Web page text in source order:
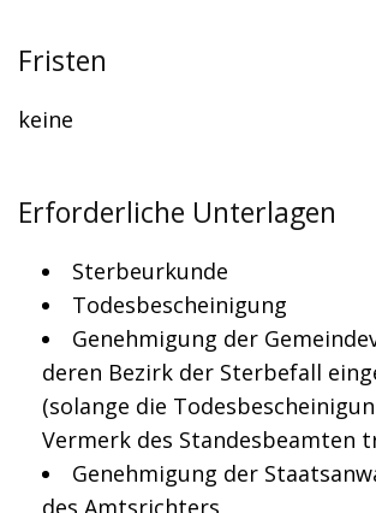
Fristen
keine
Erforderliche Unterlagen
Sterbeurkunde
Todesbescheinigung
Genehmigung der
deren Bezirk der Sterbefall
(solange die
Vermerk des Standesbeamten
Genehmigung der
des Amtsrichters